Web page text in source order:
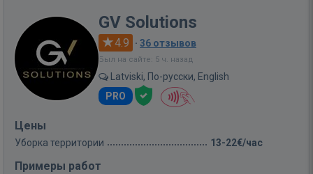
GV Solutions
4.9 · 36 отзывов
Был на сайте: 5 ч. назад
Latviski, По-русски, English
PRO
Цены
Уборка территории 13-22€/час
Примеры работ